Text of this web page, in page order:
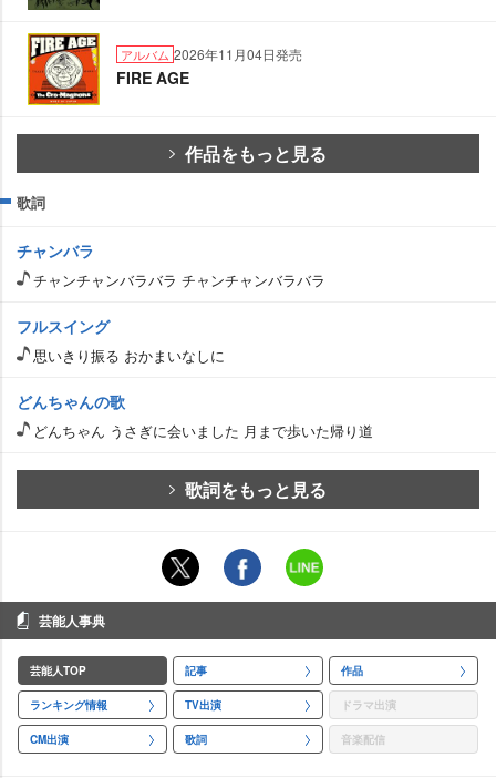
アルバム 2026年11月04日発売
FIRE AGE
作品をもっと見る
歌詞
チャンバラ
チャンチャンバラバラ チャンチャンバラバラ
フルスイング
思いきり振る おかまいなしに
どんちゃんの歌
どんちゃん うさぎに会いました 月まで歩いた帰り道
歌詞をもっと見る
芸能人事典
芸能人TOP 記事 作品
ランキング情報 TV出演 ドラマ出演
CM出演 歌詞 音楽配信